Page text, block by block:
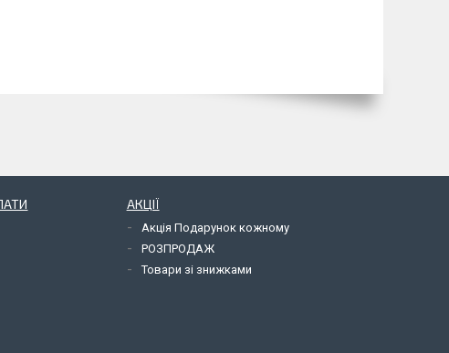
АКЦІЇ
Акція Подарунок кожному
РОЗПРОДАЖ
Товари зі знижками